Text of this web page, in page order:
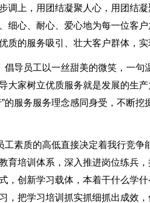
调上，用团结凝聚人心，用团结
细心、耐心、爱心地为每一位客
质的服务吸引、壮大客户群体，实
倡导员工以一丝甜美的微笑，一
大家树立优质服务就是发展的生
的服务服务理念感同身受，不断
工素质的高低直接决定着我行竞
育培训体系，深入推进岗位练兵
，创新学习载体，本着干什么学
，把学习培训抓实抓细抓出成效